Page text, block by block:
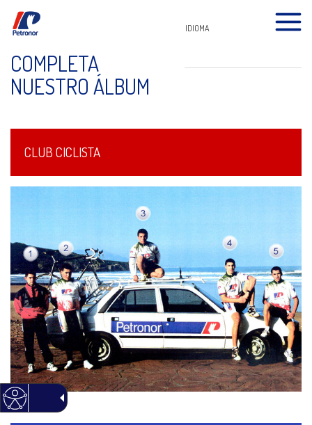
IDIOMA
COMPLETA
NUESTRO ÁLBUM
CLUB CICLISTA